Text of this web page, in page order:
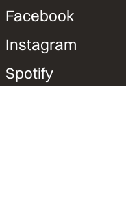
Facebook
Instagram
Spotify